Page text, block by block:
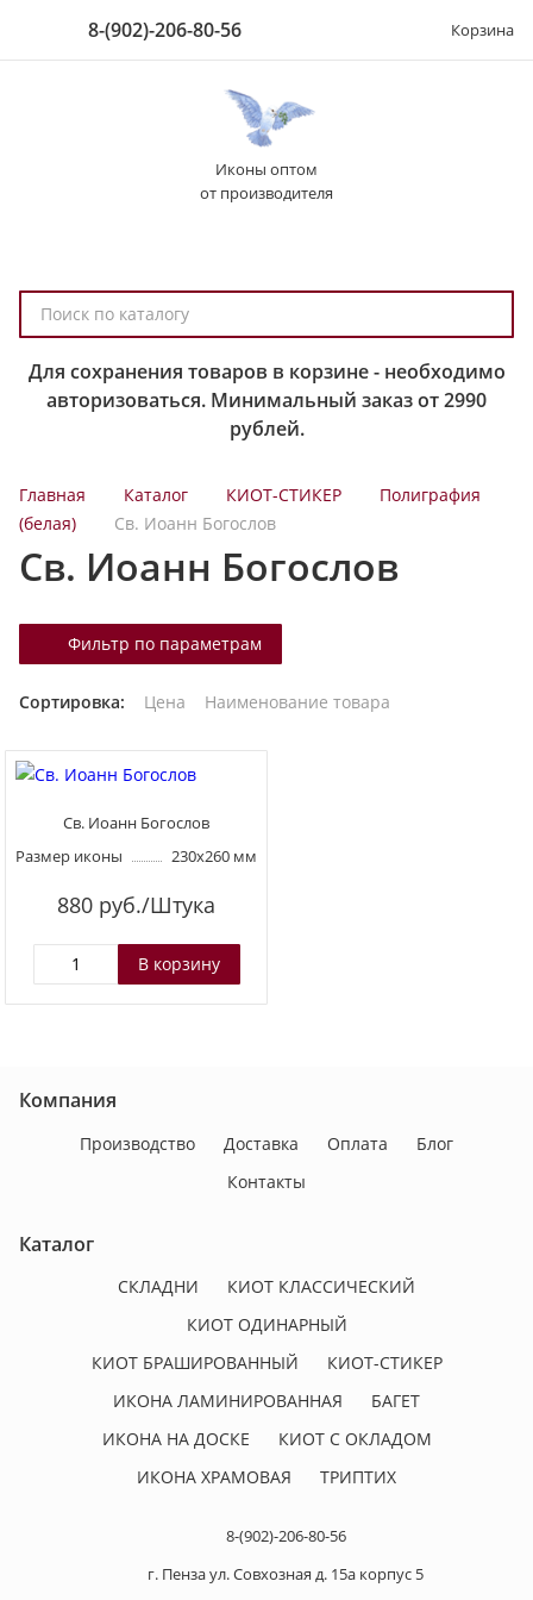
8-(902)-206-80-56 Корзина
Иконы оптом
от производителя
о
к
а
т
у
Для сохранения товаров в корзине - необходимо
авторизоваться. Минимальный заказ от 2990
рублей.
Главная Каталог КИОТ-СТИКЕР
Полиграфия
(белая)
Св. Иоанн Богослов
Св. Иоанн Богослов
Фильтр по параметрам
Сортировка: Цена Наименование товара
Св. Иоанн Богослов
Размер иконы
230х260 мм
880 руб./Штука
Компания
Производство Доставка Оплата
Блог
Контакты
Каталог
СКЛАДНИ
КИОТ КЛАССИЧЕСКИЙ
КИОТ ОДИНАРНЫЙ
КИОТ БРАШИРОВАННЫЙ
КИОТ-СТИКЕР
ИКОНА ЛАМИНИРОВАННАЯ
БАГЕТ
ИКОНА НА ДОСКЕ
КИОТ С ОКЛАДОМ
ИКОНА ХРАМОВАЯ
ТРИПТИХ
8-(902)-206-80-56
г. Пенза ул. Совхозная д. 15а корпус 5